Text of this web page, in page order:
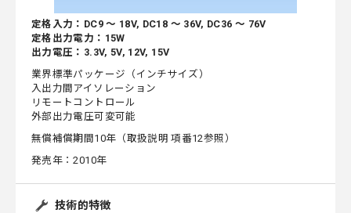
定格入力：DC9 ～ 18V, DC18 ～ 36V, DC36 ～ 76V
定格出力電力：15W
出力電圧：3.3V, 5V, 12V, 15V
業界標準パッケージ（インチサイズ）
入出力間アイソレーション
リモートコントロール
外部出力電圧可変可能
無償補償期間10年（取扱説明 項番12参照）
発売年：2010年
技術的特徴